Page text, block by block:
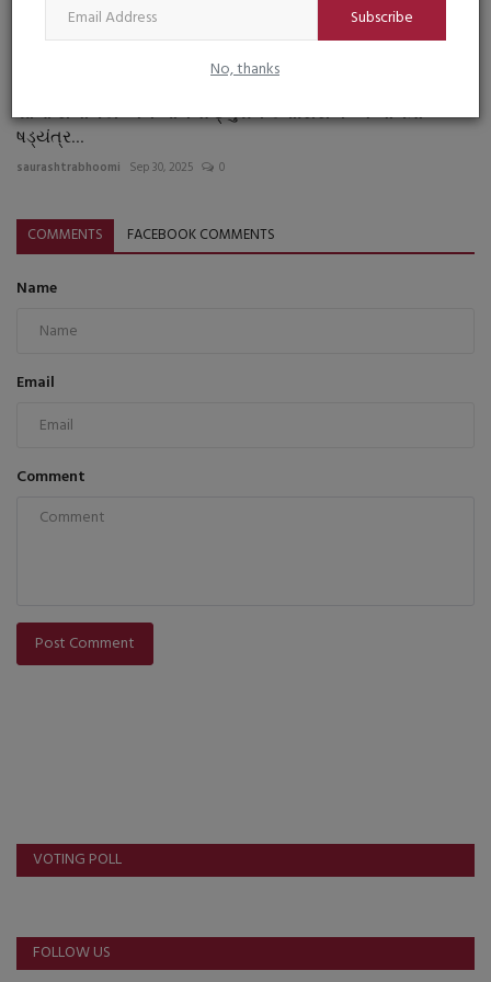
Subscribe
No, thanks
saurashtrabhoomi Feb 19, 2026
શાળા સંચાલકો અને ખાનગી ટ્યુશન ક્લાસિસ વચ્ચે ચાલતા
ષડ્યંત્ર...
saurashtrabhoomi Sep 30, 2025 0
COMMENTS FACEBOOK COMMENTS
Name
Email
Comment
Post Comment
VOTING POLL
FOLLOW US